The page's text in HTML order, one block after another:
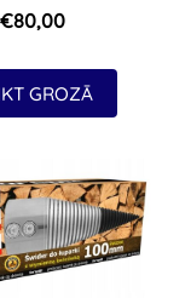
€80,00
GROZĀ